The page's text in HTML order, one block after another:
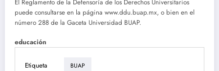
El Reglamento de la Defensoría de los Derechos Universitarios
puede consultarse en la página www.ddu.buap.mx, o bien en el
número 288 de la Gaceta Universidad BUAP.
educación
Etiqueta BUAP